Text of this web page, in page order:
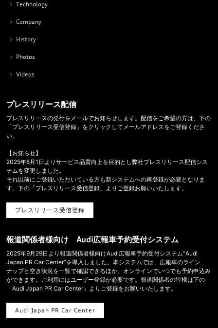
Technology
Company
History
Photos
Videos
プレスリリース配信
プレスリリースの発行をメールでお知らせします。配信をご希望の方は、下の
「プレスリリース受信登録」をクリックしてメールアドレスをご登録くださ
い。
【お知らせ】
2025年8月1日よりサービス品質向上を目的とし弊社プレスリリース配信シス
テムを変更しました。
それ以前にご登録いただいている方も新システムへの再登録が必要となりま
す。下の「プレスリリース受信登録」よりご登録お願いいたします。
プレスリリース受信登録
報道関係者様向け Audi広報車予約受付システム
2025年9月29日より報道関係者様向けAudi広報車予約受付システム”Audi
Japan PR Car Center”を導入しました。本システムでは、広報車のライン
ナップと空き状況を一覧で確認できるほか、オンラインでいつでも予約申込み
ができます。ご利用にはユーザー登録が必要です。報道関係者の皆様は下の
「Audi Japan PR Car Center」よりご登録をお願いいたします。
Audi Japan PR Car Center